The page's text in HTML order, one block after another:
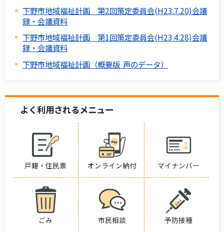
下野市地域福祉計画 第2回策定委員会(H23.7.20)会議
録・会議資料
下野市地域福祉計画 第1回策定委員会(H23.4.28)会議
録・会議資料
下野市地域福祉計画（概要版 声のデータ）
よく利用されるメニュー
戸籍・住民票 オンライン納付 マイナンバー
ごみ 市民相談 予防接種